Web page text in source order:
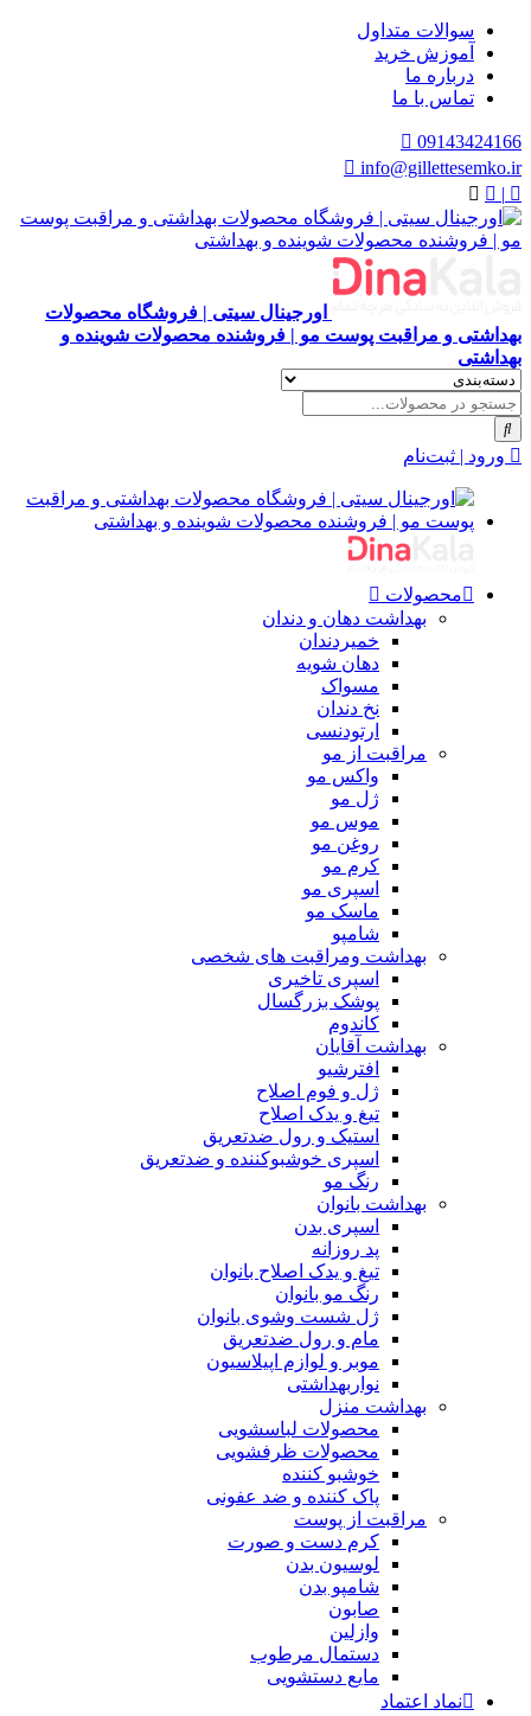
سوالات متداول
آموزش خرید
درباره ما
تماس با ما
09143424166
info@gillettesemko.ir
|
اورجینال سیتی | فروشگاه محصولات
بهداشتی و مراقبت پوست مو | فروشنده محصولات شوینده و
بهداشتی
ورود | ثبت‌نام
محصولات
بهداشت دهان و دندان
خمیردندان
دهان شویه
مسواک
نخ دندان
ارتودنسی
مراقبت از مو
واکس مو
ژل مو
موس مو
روغن مو
کرم مو
اسپری مو
ماسک مو
شامپو
بهداشت ومراقبت های شخصی
اسپری تاخیری
پوشک بزرگسال
کاندوم
بهداشت آقایان
افترشیو
ژل و فوم اصلاح
تیغ و یدک اصلاح
استیک و رول ضدتعریق
اسپری خوشبوکننده و ضدتعریق
رنگ مو
بهداشت بانوان
اسپری بدن
پد روزانه
تیغ و یدک اصلاح بانوان
رنگ مو بانوان
ژل شست وشوی بانوان
مام و رول ضدتعریق
موبر و لوازم اپیلاسیون
نواربهداشتی
بهداشت منزل
محصولات لباسشویی
محصولات ظرفشویی
خوشبو کننده
پاک کننده و ضد عفونی
مراقبت از پوست
کرم دست و صورت
لوسیون بدن
شامپو بدن
صابون
وازلین
دستمال مرطوب
مایع دستشویی
نماد اعتماد